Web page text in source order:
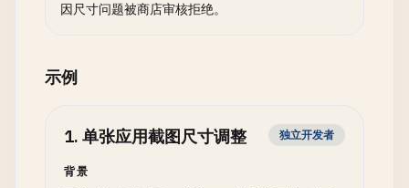
因尺寸问题被商店审核拒绝。
示例
1. 单张应用截图尺寸调整 独立开发者
背景